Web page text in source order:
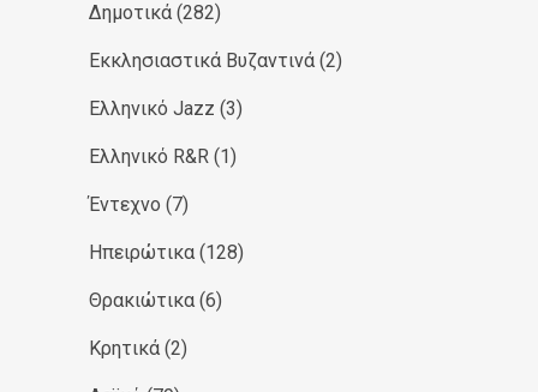
Δημοτικά (282)
Εκκλησιαστικά Βυζαντινά (2)
Ελληνικό Jazz (3)
Ελληνικό R&R (1)
Έντεχνο (7)
Ηπειρώτικα (128)
Θρακιώτικα (6)
Κρητικά (2)